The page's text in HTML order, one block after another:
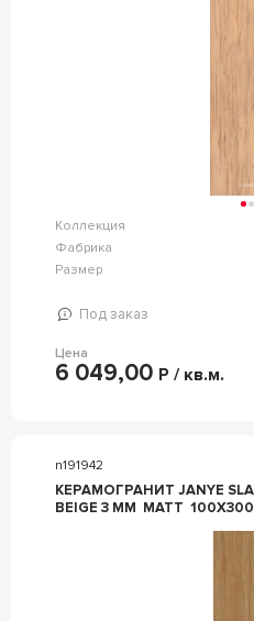
Коллекция
Фабрика
Размер
Под заказ
Цена
6 049,00 Р / кв.м.
n191942
КЕРАМОГРАНИТ JANYE
BEIGE 3 MM MATT